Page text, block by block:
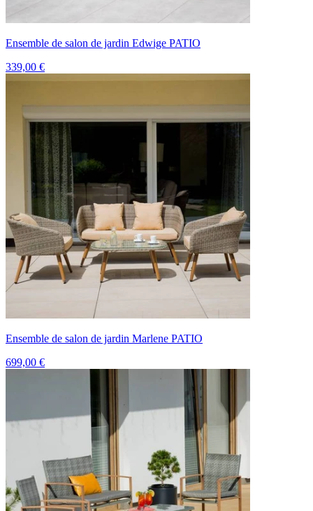
Ensemble de salon de jardin Edwige PATIO
339,00 €
Ensemble de salon de jardin Marlene PATIO
699,00 €